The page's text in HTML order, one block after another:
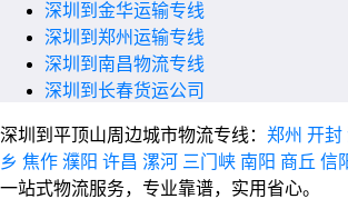
深圳到金华运输专线
深圳到郑州运输专线
深圳到南昌物流专线
深圳到长春货运公司
深圳到平顶山周边城市物流专线： 郑州 开封
乡 焦作 濮阳 许昌 漯河 三门峡 南阳 商丘 信
一站式物流服务，专业靠谱，实用省心。